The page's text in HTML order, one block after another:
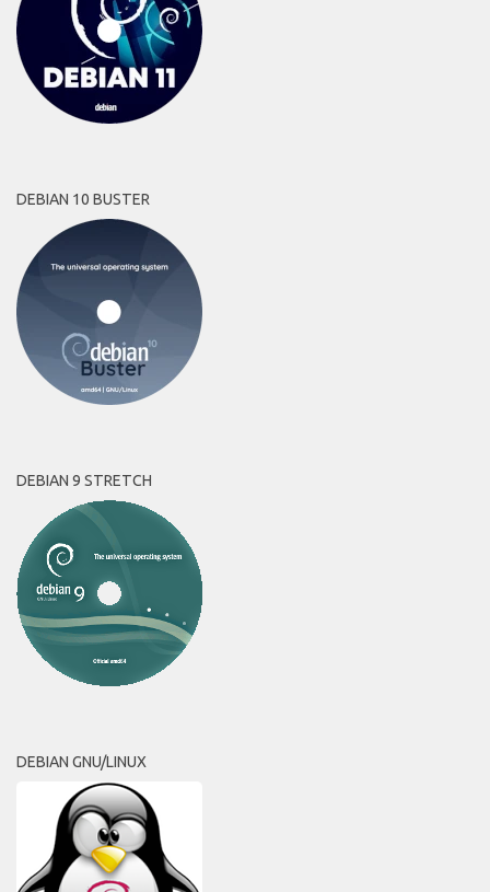
DEBIAN 10 BUSTER
DEBIAN 9 STRETCH
DEBIAN GNU/LINUX